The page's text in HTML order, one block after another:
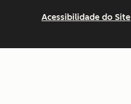
Acessibilidade do Site